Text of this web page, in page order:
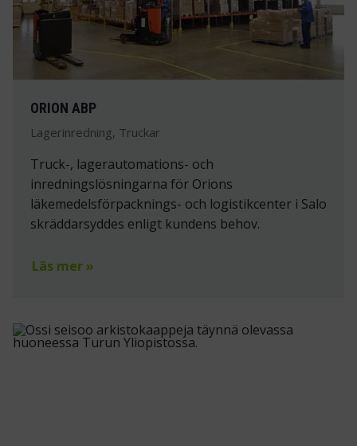
ORION ABP
Lagerinredning, Truckar
Truck-, lagerautomations- och
inredningslösningarna för Orions
läkemedelsförpacknings- och logistikcenter i Salo
skräddarsyddes enligt kundens behov.
Läs mer »